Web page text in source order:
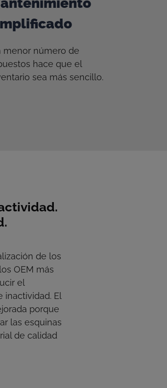
menor número de
hace que el
sea más sencillo.
de los
OEM más
el
El
porque
las esquinas
de calidad